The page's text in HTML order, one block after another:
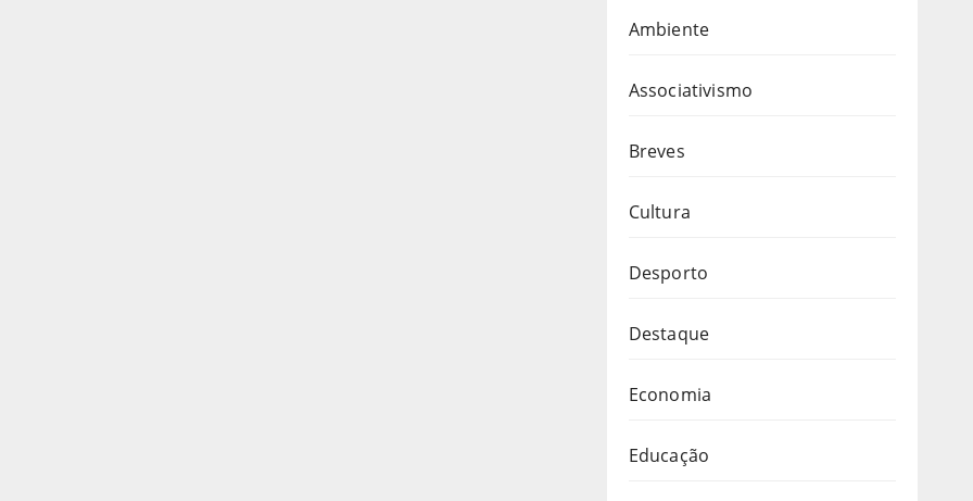
Ambiente
Associativismo
Breves
Cultura
Desporto
Destaque
Economia
Educação